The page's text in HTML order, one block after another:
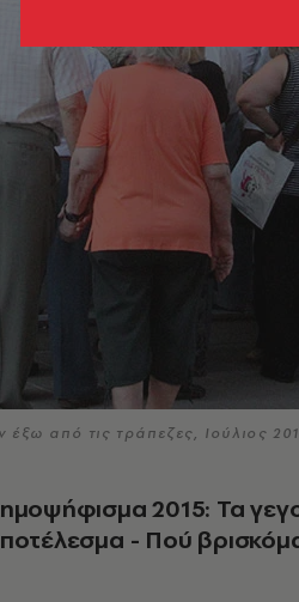
από τις τράπεζες, Ιούλιος
2015: Τα
- Πού